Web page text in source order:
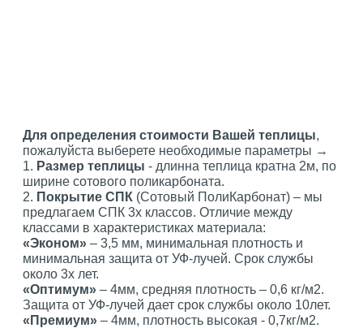
Для определения стоимости Вашей теплицы,
пожалуйста выберете необходимые параметры →
1. Размер теплицы - длинна теплица кратна 2м, по
ширине сотового поликарбоната.
2. Покрытие СПК (Сотовый ПолиКарбонат) – мы
предлагаем СПК 3х классов. Отличие между
классами в характеристиках материала:
«Эконом» – 3,5 мм, минимальная плотность и
минимальная защита от УФ-лучей. Срок службы
около 3х лет.
«Оптимум» – 4мм, средняя плотность – 0,6 кг/м2.
Защита от УФ-лучей дает срок службы около 10лет.
«Премиум» – 4мм, плотность высокая - 0,7кг/м2.